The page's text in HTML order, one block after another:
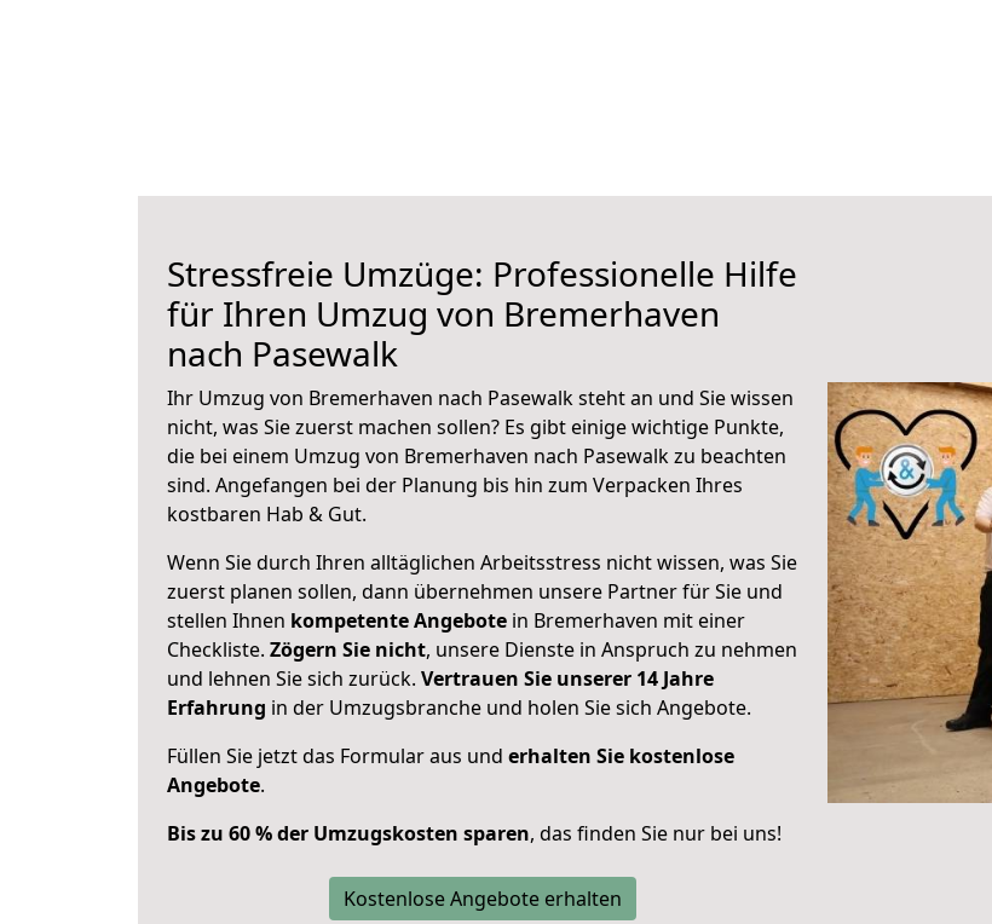
Stressfreie Umzüge: Professionelle Hilfe
für Ihren Umzug von Bremerhaven
nach Pasewalk
Ihr Umzug von Bremerhaven nach Pasewalk steht an und Sie wissen
nicht, was Sie zuerst machen sollen? Es gibt einige wichtige Punkte,
die bei einem Umzug von Bremerhaven nach Pasewalk zu beachten
sind. Angefangen bei der Planung bis hin zum Verpacken Ihres
kostbaren Hab & Gut.
Wenn Sie durch Ihren alltäglichen Arbeitsstress nicht wissen, was Sie
zuerst planen sollen, dann übernehmen unsere Partner für Sie und
stellen Ihnen kompetente Angebote in Bremerhaven mit einer
Checkliste. Zögern Sie nicht, unsere Dienste in Anspruch zu nehmen
und lehnen Sie sich zurück. Vertrauen Sie unserer 14 Jahre
Erfahrung in der Umzugsbranche und holen Sie sich Angebote.
Füllen Sie jetzt das Formular aus und erhalten Sie kostenlose
Angebote.
Bis zu 60 % der Umzugskosten sparen, das finden Sie nur bei uns!
Kostenlose Angebote erhalten